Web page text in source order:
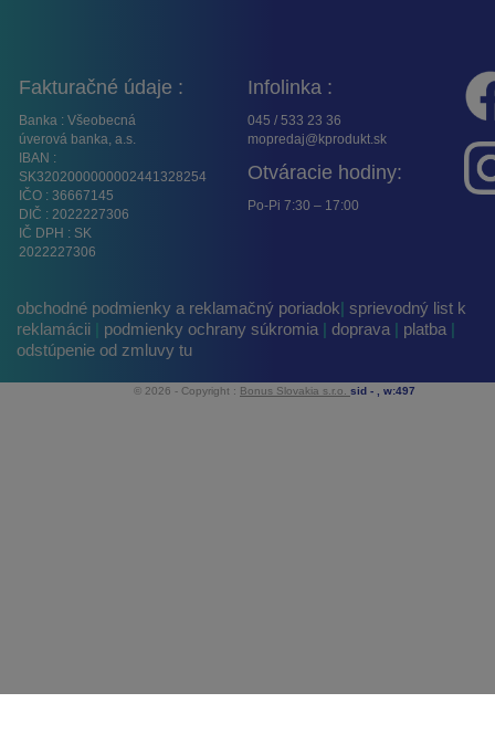
Fakturačné údaje :
Banka : Všeobecná
úverová banka, a.s.
IBAN :
SK3202000000002441328254
IČO : 36667145
DIČ : 2022227306
IČ DPH : SK
2022227306
Infolinka :
045 / 533 23 36
mopredaj@kprodukt.sk
Otváracie hodiny:
Po-Pi 7:30 – 17:00
obchodné podmienky a reklamačný poriadok| sprievodný list k
reklamácii
podmienky ochrany súkromia | doprava | platba |
odstúpenie od zmluvy tu
© 2026 - Copyright : Bonus Slovakia s.r.o. sid - , w:497